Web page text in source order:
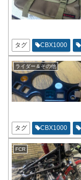
タグ CBX1000
ライダー＆その他
タグ CBX1000
FCR